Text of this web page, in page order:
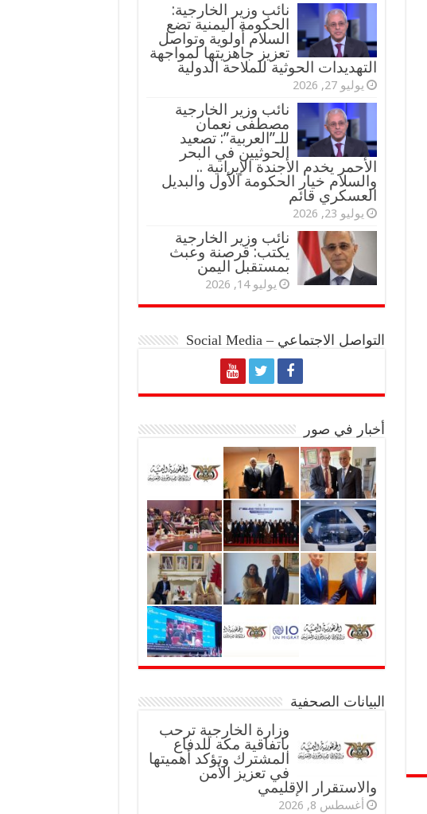
نائب وزير الخارجية:
الحكومة اليمنية تضع
السلام أولوية وتواصل
تعزيز جاهزيتها لمواجهة
التهديدات الحوثية للملاحة الدولية
يوليو 27, 2026
نائب وزير الخارجية
مصطفى نعمان
للـ”العربية”: تصعيد
الحوثيين في البحر
الأحمر يخدم الأجندة الإيرانية ..
والسلام خيار الحكومة الأول والبديل
العسكري قائم
يوليو 23, 2026
نائب وزير الخارجية
يكتب: قرصنة وعبث
بمستقبل اليمن
يوليو 14, 2026
التواصل الاجتماعي – Social Media
أخبار في صور
البيانات الصحفية
وزارة الخارجية ترحب
باتفاقية مكة للدفاع
المشترك وتؤكد أهميتها
في تعزيز الأمن
والاستقرار الإقليمي
أغسطس 8, 2026